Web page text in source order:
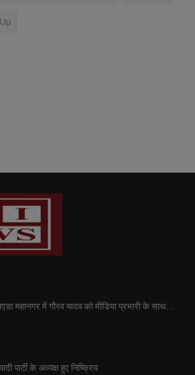
Up
महानगर में गौरव यादव को मीडिया प्रभारी के साथ...
पार्टी के अध्यक्ष हुए निष्क्रिय